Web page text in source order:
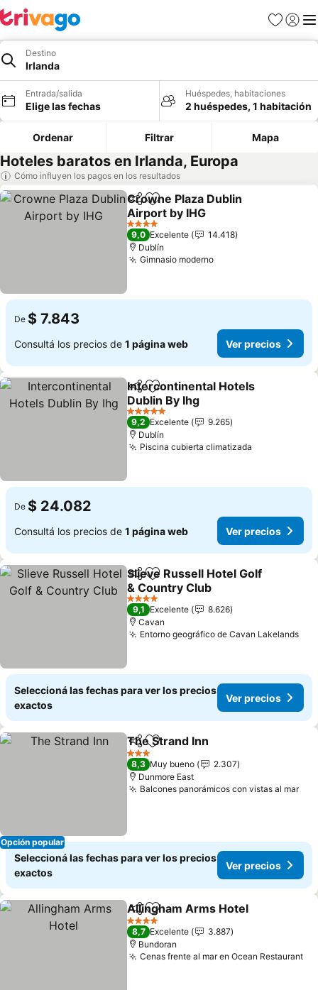
Favoritos
Iniciar
Destino
Irlanda
Entrada/salida
Elige las fechas
Huéspedes, habitaciones
2 huéspedes, 1 habitación
Ordenar Filtrar Mapa
Hoteles baratos en Irlanda, Europa
Cómo influyen los pagos en los resultados
CompartirAñadir a favoritos
Crowne Plaza Dublin
Airport by IHG
Ver precios
4 Estrellas
9,0 Excelente
14.418
Dublín
Gimnasio modernoVer precios
De $ 7.843
Consultá los precios de 1 página web Ver precios
CompartirAñadir a favoritos
Intercontinental Hotels
Dublin By Ihg
Ver precios
5 Estrellas
9,2 Excelente
9.265
Dublín
Piscina cubierta climatizada
De $ 24.082
Consultá los precios de 1 página web Ver precios
CompartirAñadir a favoritos
Slieve Russell Hotel Golf
& Country Club
Ver precios
4 Estrellas
9,1 Excelente
8.626
Cavan
Entorno geográfico de Cavan Lakelands
Seleccioná las fechas para ver los precios
exactos
Ver precios
Opción popular
Compartir
Añadir a favoritos
The Strand Inn
3 Estrellas
8,3 Muy bueno
2.307
Dunmore East
Balcones panorámicos con vistas al mar
Seleccioná las fechas para ver los precios
exactos
Ver precios
CompartirAñadir a favoritos
Allingham Arms Hotel
4 Estrellas
8,7 Excelente
3.887
Bundoran
Cenas frente al mar en Ocean Restaurant